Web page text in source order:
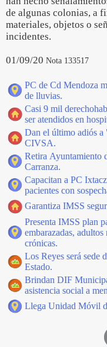
de algunas colonias, a
materiales, objetos o
incidentes.
01/09/20 Nota 133517
PC de Cd Mendoza
de lluvias.
Casi 9 mil
ser atendidos en
Dan el último adiós
CIVSA.
Retira Ayuntamiento
Carranza.
Capacitan a PC
pacientes con
Garantiza IMSS
Presenta IMSS plan
embarazadas,
crónicas.
Los Reyes será sede
Estado.
Brindan DIF
asistencia social a
Llega Unidad Móvil